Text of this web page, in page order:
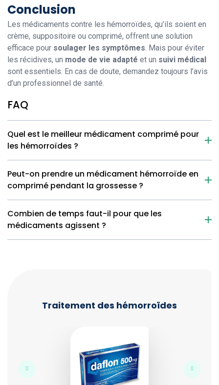
Conclusion
Les médicaments contre les hémorroïdes, qu’ils soient en
crème, suppositoire ou comprimé, offrent une solution
efficace pour soulager les symptômes. Mais pour éviter
les récidives, un mode de vie adapté et un suivi médical
sont essentiels. En cas de doute, demandez toujours l’avis
d’un professionnel de santé.
FAQ
Quel est le meilleur médicament comprimé pour
les hémorroïdes ?
Peut-on prendre un médicament hémorroïde en
comprimé pendant la grossesse ?
Combien de temps faut-il pour que les
médicaments agissent ?
Traitement des hémorroïdes